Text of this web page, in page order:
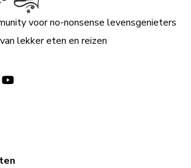
voor no-nonsense levensgenieters
lekker eten en reizen